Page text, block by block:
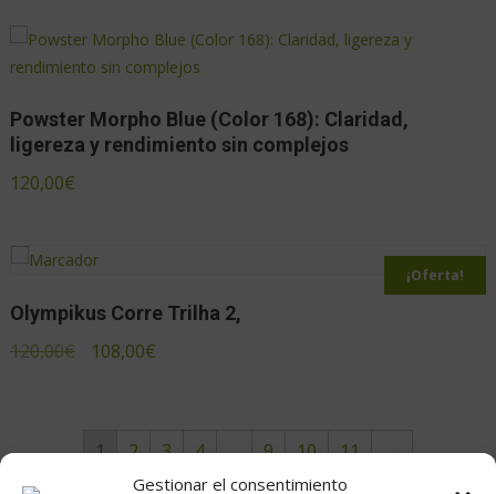
Gestionar el consentimiento
Powster Morpho Blue (Color 168): Claridad,
ligereza y rendimiento sin complejos
120,00€
¡Oferta!
Olympikus Corre Trilha 2,
120,00€ 108,00€
1 2 3 4 … 9 10 11 →